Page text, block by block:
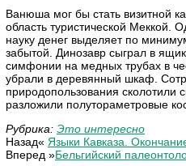
Ванюша мог бы стать визитной
область туристической Меккой.
науку денег выделяет по
забытой. Динозавр сыграл в
симфонии на медных трубах в
убрали в деревянный шкаф.
природопользования сколотили
разложили полутораметровые
Рубрика: Это интересно
Назад« Языки Кавказа.
Вперед »Бельгийский